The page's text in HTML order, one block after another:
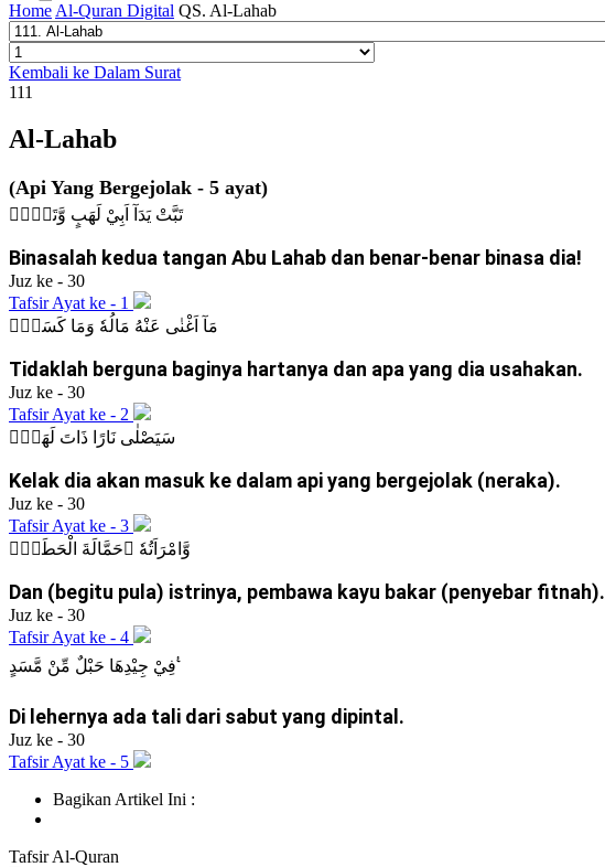
Home Al-Quran Digital QS. Al-Lahab
Kembali ke Dalam Surat
111
Al-Lahab
(Api Yang Bergejolak - 5 ayat)
تَبَّتْ يَدَآ اَبِيْ لَهَبٍ وَّتَبَّۗ
Binasalah kedua tangan Abu Lahab dan benar-benar binasa dia!
Juz ke - 30
Tafsir Ayat ke - 1
مَآ اَغْنٰى عَنْهُ مَالُهٗ وَمَا كَسَبَۗ
Tidaklah berguna baginya hartanya dan apa yang dia usahakan.
Juz ke - 30
Tafsir Ayat ke - 2
سَيَصْلٰى نَارًا ذَاتَ لَهَبٍۙ
Kelak dia akan masuk ke dalam api yang bergejolak (neraka).
Juz ke - 30
Tafsir Ayat ke - 3
وَّامْرَاَتُهٗ ۗحَمَّالَةَ الْحَطَبِۚ
Dan (begitu pula) istrinya, pembawa kayu bakar (penyebar fitnah).
Juz ke - 30
Tafsir Ayat ke - 4
فِيْ جِيْدِهَا حَبْلٌ مِّنْ مَّسَدٍ ࣖ
Di lehernya ada tali dari sabut yang dipintal.
Juz ke - 30
Tafsir Ayat ke - 5
Bagikan Artikel Ini :
TafsirAl-Quran